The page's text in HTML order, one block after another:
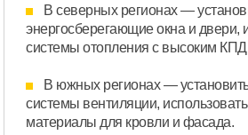
В северных регионах —
энергосберегающие окна и двери,
системы отопления с высоким
В южных регионах —
системы вентиляции,
материалы для кровли и фасада.